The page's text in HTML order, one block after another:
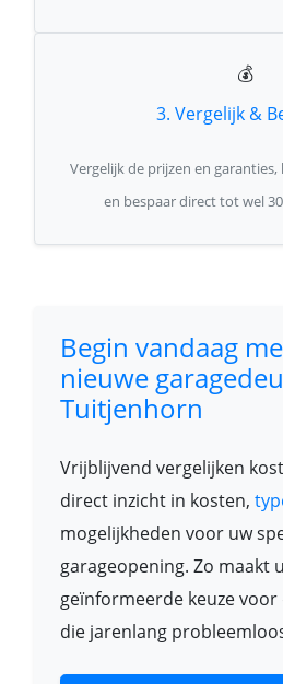
💰
3. Vergelijk &
Vergelijk de prijzen en
en bespaar direct tot wel
Begin vandaag
nieuwe
Tuitjenhorn
Vrijblijvend vergelijken
direct inzicht in kosten,
mogelijkheden voor uw
garageopening. Zo maakt
geïnformeerde keuze
die jarenlang